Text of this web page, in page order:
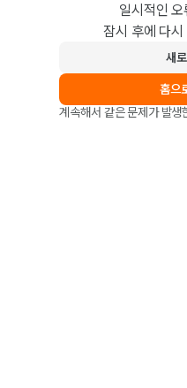
일시적인
잠시 후에 다
새
홈으
계속해서 같은 문제가 발생